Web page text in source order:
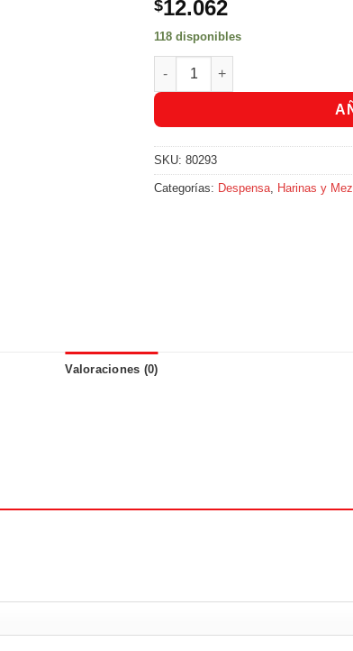
$12.062
118 disponibles
Maizena Fecula Maiz X380Gr
SKU:80293
Categorías: Despensa Harinas y
Valoraciones (0)